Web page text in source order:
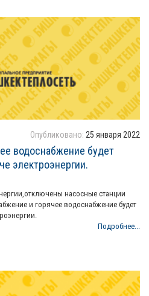
Опубликовано: 25 января 2022
водоснабжение будет
электроэнергии.
насосные станции
и горячее водоснабжение будет
Подробнее...